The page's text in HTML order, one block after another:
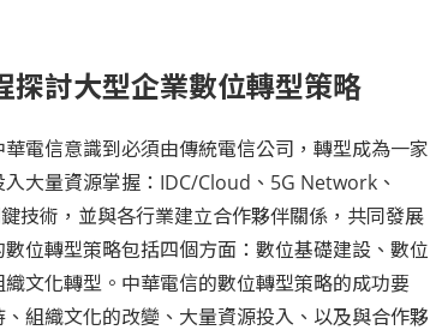
探討大型企業數位轉型策略
電信意識到必須由傳統電信公司，轉型成為一家
大量資源掌握：IDC/Cloud、5G Network、
技術，並與各行業建立合作夥伴關係，共同發展
位轉型策略包括四個方面：數位基礎建設、數位
文化轉型。中華電信的數位轉型策略的成功要
組織文化的改變、大量資源投入、以及與合作夥